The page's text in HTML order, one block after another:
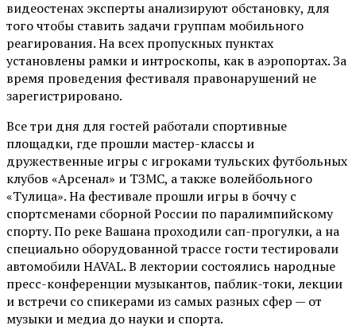
видеостенах эксперты анализируют обстановку, для
того чтобы ставить задачи группам мобильного
реагирования. На всех пропускных пунктах
установлены рамки и интроскопы, как в аэропортах. За
время проведения фестиваля правонарушений не
зарегистрировано.
Все три дня для гостей работали спортивные
площадки, где прошли мастер-классы и
дружественные игры с игроками тульских футбольных
клубов «Арсенал» и ТЗМС, а также волейбольного
«Тулица». На фестивале прошли игры в боччу с
спортсменами сборной России по паралимпийскому
спорту. По реке Вашана проходили сап-прогулки, а на
специально оборудованной трассе гости тестировали
автомобили HAVAL. В лектории состоялись народные
пресс-конференции музыкантов, паблик-токи, лекции
и встречи со спикерами из самых разных сфер — от
музыки и медиа до науки и спорта.